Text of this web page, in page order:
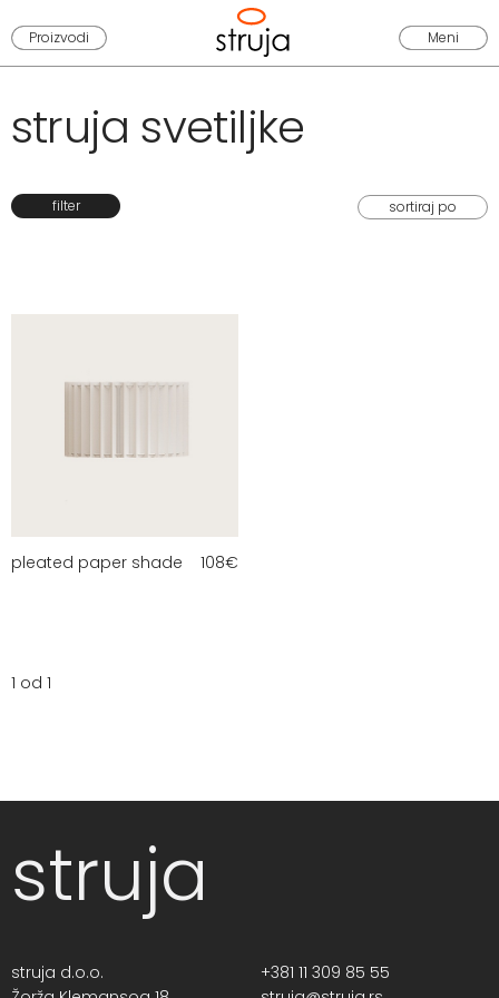
Proizvodi Meni
struja svetiljke
filter
pleated paper shade 108€
1 od 1
struja
struja d.o.o.
+381 11 309 85 55